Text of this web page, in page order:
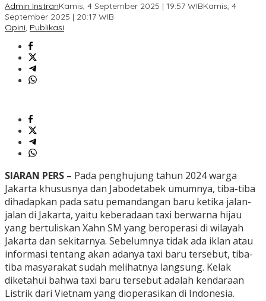
Admin InstranKamis, 4 September 2025 | 19:57 WIBKamis, 4
September 2025 | 20:17 WIB
Opini, Publikasi
SIARAN PERS – Pada penghujung tahun 2024 warga
Jakarta khususnya dan Jabodetabek umumnya, tiba-tiba
dihadapkan pada satu pemandangan baru ketika jalan-
jalan di Jakarta, yaitu keberadaan taxi berwarna hijau
yang bertuliskan Xahn SM yang beroperasi di wilayah
Jakarta dan sekitarnya. Sebelumnya tidak ada iklan atau
informasi tentang akan adanya taxi baru tersebut, tiba-
tiba masyarakat sudah melihatnya langsung. Kelak
diketahui bahwa taxi baru tersebut adalah kendaraan
Listrik dari Vietnam yang dioperasikan di Indonesia.